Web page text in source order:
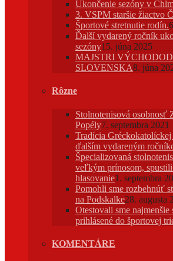
Ukončenie sezóny v
3. VSPM staršie žiactvo
Športové stretnutie rodín.
Ďalší vydarený ročník
sezóny15. júna 2025
MAJSTRI
SLOVENSKA8. júna
Rôzne
Stolnotenisová osobnosť
Popély7. septembra 2021
Tradícia
ďalším vydareným
Špecializovaná
veľkým prínosom, spustili
hlasovanie1. septembra
Pomohli sme rozbehnúť
na Podskalke28. augusta
Otestovali sme najmenšie
prihlásené do športovej
KOMENTÁRE